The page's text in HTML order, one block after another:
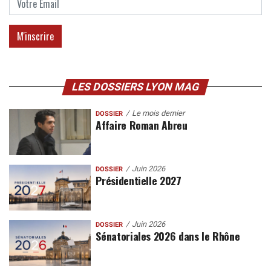
LES DOSSIERS LYON MAG
DOSSIER Le mois dernier
Affaire Roman Abreu
DOSSIER Juin 2026
Présidentielle 2027
DOSSIER Juin 2026
Sénatoriales 2026 dans le Rhône